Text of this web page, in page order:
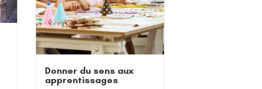
Donner du sens aux
apprentissages